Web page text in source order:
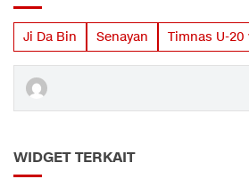
Ji Da Bin Senayan Timnas U-20
WIDGET TERKAIT